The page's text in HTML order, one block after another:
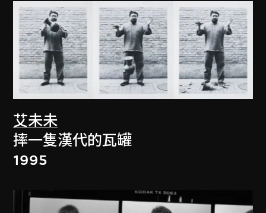
艾未未
摔一隻漢代的瓦罐
1995